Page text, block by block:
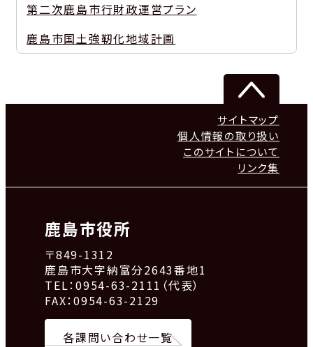
第二次鹿島市行財政運営プラン
鹿島市国土強靭化地域計画
サイトマップ
個人情報の取り扱い
このサイトについて
リンク集
鹿島市役所
〒849-1312
鹿島市大字納富分2643番地1
TEL：0954-63-2111（代表）
FAX：0954-63-2129
各課問い合わせ一覧